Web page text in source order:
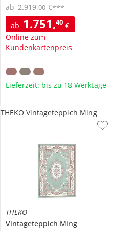
ab 1.751,40 €
Online zum
Kundenkartenpreis
ab 2.919,00 €***
Lieferzeit: bis zu 18 Werktage
THEKO
Vintageteppich Ming
THEKO Vintageteppich Ming